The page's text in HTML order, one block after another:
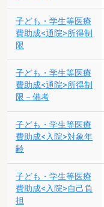
子ども・学生等医療
費助成<通院>所得制
限
子ども・学生等医療
費助成<通院>所得制
限－備考
子ども・学生等医療
費助成<入院>対象年
齢
子ども・学生等医療
費助成<入院>自己負
担